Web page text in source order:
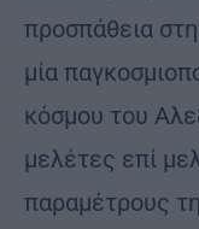
προσπάθεια
μία
κόσμου του
μελέτες επί
παραμέτρους